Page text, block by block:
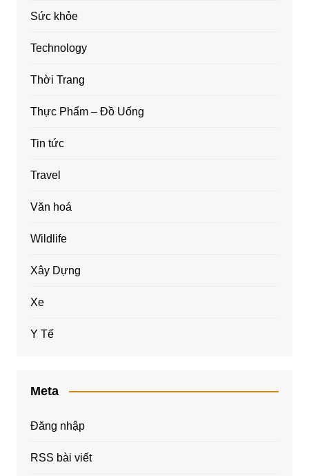
Sức khỏe
Technology
Thời Trang
Thực Phẩm – Đồ Uống
Tin tức
Travel
Văn hoá
Wildlife
Xây Dựng
Xe
Y Tế
Meta
Đăng nhập
RSS bài viết